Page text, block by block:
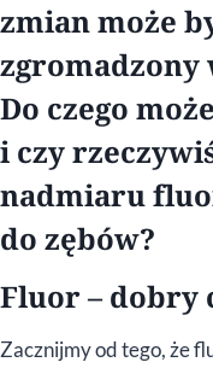
zmian może
zgromadzony
Do czego
i czy
nadmiaru
do zębów?
Fluor – dobry
Zacznijmy od tego, że